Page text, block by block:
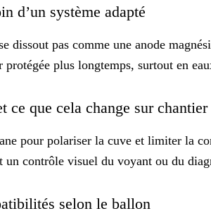
d’un système adapté
dissout pas comme une anode
plus longtemps, surtout en
ce que cela change sur chantier
pour polariser la cuve et limiter la
un contrôle visuel du voyant ou du
selon le ballon